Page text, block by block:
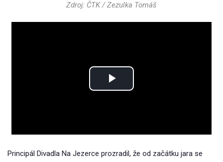
Zdroj: ČTK / Zezulka Tomáš
Play
Principál Divadla Na Jezerce prozradil, že od začátku jara se